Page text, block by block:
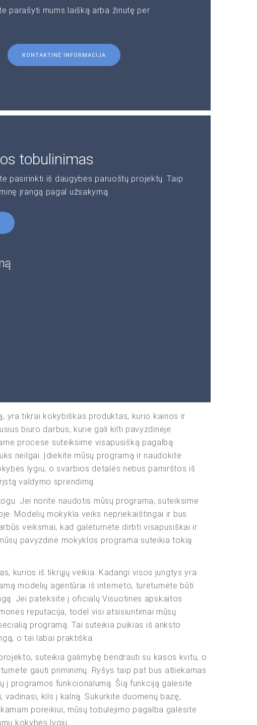
parašyti mums laišką arba žinutę per
KONTAKTINĖ INFORMACIJA
tobulinimas
pasirinkti iš daugybės paruoštų projektų. Taip
įrangą pagal užsakymą.
yra tikrai kokybiškas produktas, kurio kainos ir
biuro darbus, kurie gali kilti pavyzdinėje
procese suteiksime visapusišką pagalbą.
neilgai. Įdiekite mūsų programą ir naudokite
lygiu, o svarbios detalės nebus pamirštos iš
valdymo sprendimą.
Jei norite naudotis mūsų programa, suteiksime
Modelių mokykla veiks nepriekaištingai ir bus
veiksmai, kad galėtumėte dirbti visapusiškai ir
pavyzdinė mokyklos programa suteikia tokią
kurios iš tikrųjų veikia. Kadangi visos jungtys yra
modelių agentūrai iš interneto, turėtumėte būti
Jei pateksite į oficialų Visuotinės apskaitos
reputacija, todėl visi atsisiuntimai mūsų
programą. Tai suteikia puikias iš anksto
o tai labai praktiška.
suteikia galimybę bendrauti su kasos kvitu, o
gauti priminimų. Ryšys taip pat bus atliekamas
į programos funkcionalumą. Šią funkciją galėsite
kils į kalną. Sukurkite duomenų bazę,
poreikiui, mūsų tobulėjimo pagalba galėsite
kokybės lygiu.